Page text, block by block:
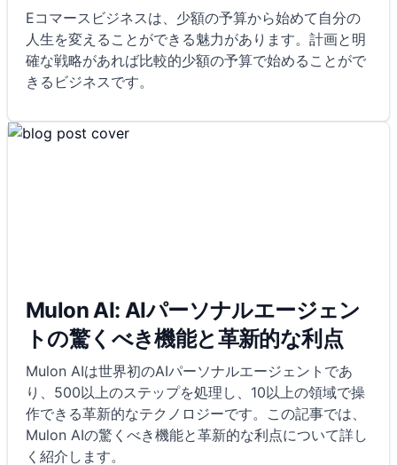
Eコマースビジネスは、少額の予算から始めて自分の
人生を変えることができる魅力があります。計画と明
確な戦略があれば比較的少額の予算で始めることがで
きるビジネスです。
Mulon AI: AIパーソナルエージェン
トの驚くべき機能と革新的な利点
Mulon AIは世界初のAIパーソナルエージェントであ
り、500以上のステップを処理し、10以上の領域で操
作できる革新的なテクノロジーです。この記事では、
Mulon AIの驚くべき機能と革新的な利点について詳し
く紹介します。